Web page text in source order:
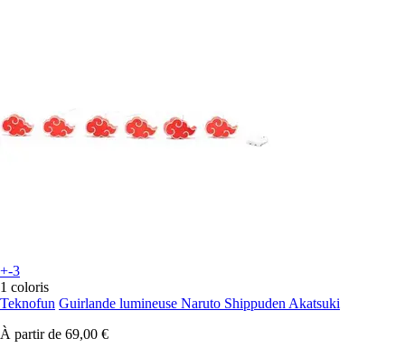
+-3
1 coloris
Teknofun Guirlande lumineuse Naruto Shippuden Akatsuki
À partir de 69,00 €